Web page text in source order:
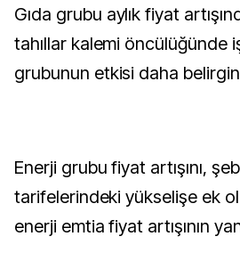
Gıda grubu aylık fiyat
tahıllar kalemi öncülüğünde
grubunun etkisi daha
Enerji grubu fiyat artışını,
tarifelerindeki yükselişe ek
enerji emtia fiyat artışının